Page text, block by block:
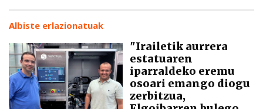
Albiste erlazionatuak
"Irailetik aurrera
estatuaren
iparraldeko eremu
osoari emango diogu
zerbitzua,